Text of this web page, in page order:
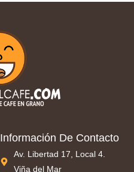
Información De Contacto
Av. Libertad 17, Local 4.
Viña del Mar